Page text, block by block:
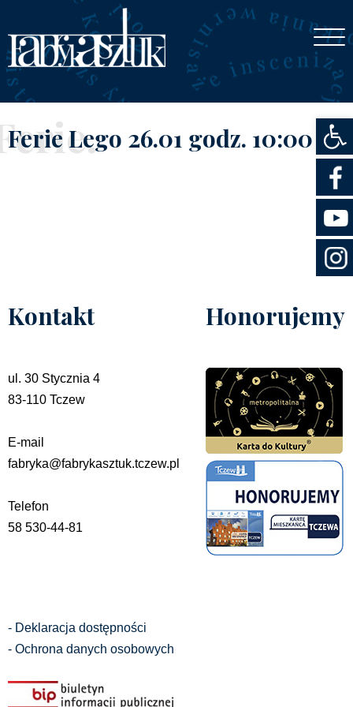
Ferie Lego 26.01 godz. 10:00
Kontakt
ul. 30 Stycznia 4
83-110 Tczew
E-mail
fabryka@fabrykasztuk.tczew.pl
Telefon
58 530-44-81
Honorujemy
- Deklaracja dostępności
- Ochrona danych osobowych